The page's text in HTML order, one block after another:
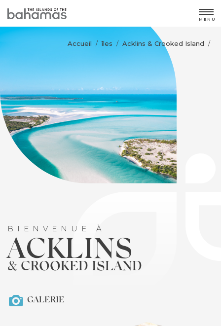
MENU
Accueil / îles / Acklins & Crooked Island /
BIENVENUE À
ACKLINS
& CROOKED ISLAND
GALERIE